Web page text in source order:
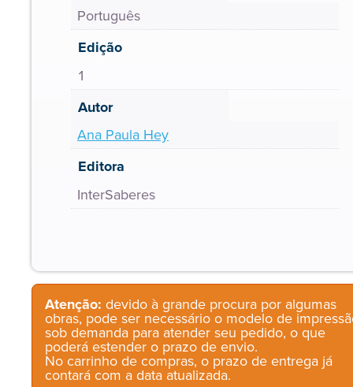
Português
Edição
1
Autor
Ana Paula Hey
Editora
InterSaberes
Atenção: devido à grande procura por algumas
obras, pode ser necessário o modelo de
sob demanda para atender seu pedido, o que
poderá estender o prazo de envio.
No carrinho de compras, o prazo de entrega já
contará com a data atualizada.